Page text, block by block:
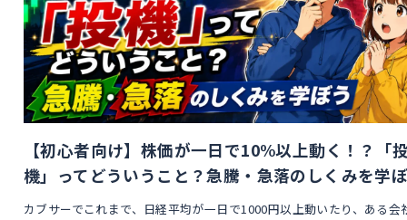
【初心者向け】株価が一日で10%以上動く！？「
機」ってどういうこと？急騰・急落のしくみを学
カブサーでこれまで、日経平均が一日で1000円以上動いたり、ある会